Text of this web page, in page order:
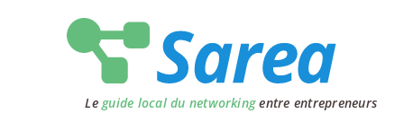
Le guide local du networkingentre entrepreneurs